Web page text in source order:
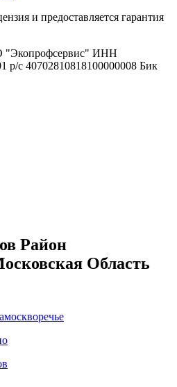
и предоставляется гарантия
"Экопрофсервис" ИНН
р/с 40702810818100000008 Бик
Район
Область